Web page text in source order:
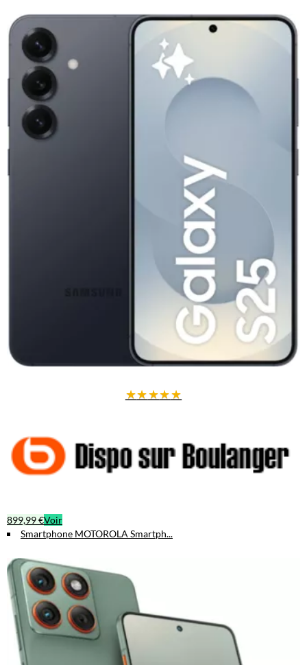
★★★★★
899,99 €Voir
Smartphone MOTOROLA Smartph...